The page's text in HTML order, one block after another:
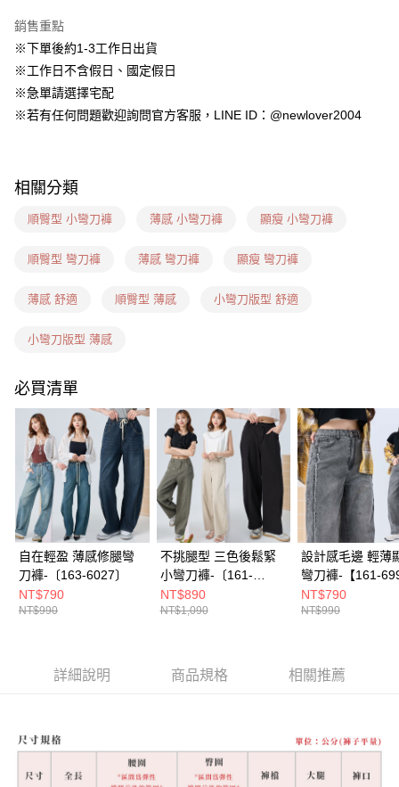
運送方式
貨到付款
每筆NT$60，滿NT$1,599(含以上)免運費
全家(信用卡、多元支付)
每筆NT$60，滿NT$1,599(含以上)免運費
7-11(信用卡、多元支付)
每筆NT$100，滿NT$1,899(含以上)免運費
新竹物流(信用卡、多元支付)
宅配(貨到付款)
每筆NT$100，滿NT$1,899(含以上)免運費
銷售重點
※下單後約1-3工作日出貨
※工作日不含假日、國定假日
※急單請選擇宅配
※若有任何問題歡迎詢問官方客服，LINE ID：@newlover2004
相關分類
順臀型 小彎刀褲 薄感 小彎刀褲 顯瘦 小彎刀褲
順臀型 彎刀褲 薄感 彎刀褲 顯瘦 彎刀褲
薄感 舒適 順臀型 薄感 小彎刀版型 舒適
小彎刀版型 薄感
必買清單
自在輕盈 薄感修腿彎
刀褲-〔163-6027〕
NT$790
NT$990
不挑腿型 三色後鬆緊
小彎刀褲-〔161-
9449〕
NT$890
NT$1,090
設計感毛邊 輕薄
彎刀褲-【161-
NT$790
NT$990
詳細說明 商品規格 相關推薦